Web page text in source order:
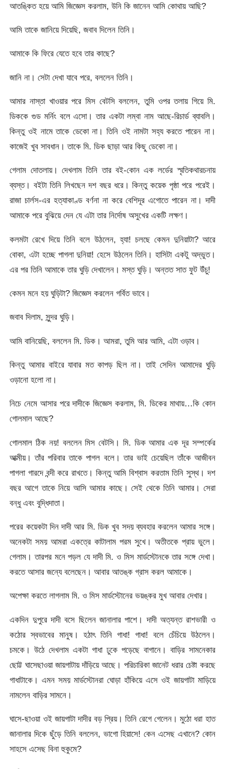
আতঙ্কিত হয়ে আমি জিজ্ঞেস করলাম, উনি কি জানেন আমি কোথায় আছি?
আমি তাকে জানিয়ে দিয়েছি, জবাব দিলেন তিনি।
আমাকে কি ফিরে যেতে হবে তার কাছে?
জানি না। সেটা দেখা যাবে পরে, বললেন তিনি।
আমার নাস্তা খাওয়ার পরে মিস বেটসি বললেন, তুমি ওপর তলায় গিয়ে মি.
ডিককে গুড মর্নিং বলে এসো। তার একটা লম্বা নাম আছে-রিচার্ড ব্যাবলি।
কিন্তু ওই নামে তাকে ডেকো না। তিনি ওই নামটা সহ্য করতে পারেন না।
কাজেই খুব সাবধান। তাকে মি. ডিক ছাড়া আর কিছু ডেকো না।
গেলাম দোতলায়। দেখলাম তিনি তার বই-কোন এক লর্ডের স্মৃতিকথারচনায়
ব্যস্ত। বইটা তিনি লিখছেন দশ বছর ধরে। কিন্তু কয়েক পৃষ্ঠা পরে পরেই।
রাজা চার্লস-এর হত্যাকাণ্ড বর্ণনা না করে বেশিদূর এগোতে পারেন না। দাদী
আমাকে পরে বুঝিয়ে দেন যে এটা তার নির্দোষ অসুখের একটি লক্ষণ।
কলমটা রেখে দিয়ে তিনি বলে উঠলেন, হ্যা! চলছে কেমন দুনিয়াটা? আরে
বোকা, এটা হচ্ছে পাগলা দুনিয়া! হেসে উঠলেন তিনি। হাসিটা একটু অদ্ভুত।
এর পর তিনি আমাকে তার ঘুড়ি দেখালেন। মস্ত ঘুড়ি। অন্তত সাত ফুট উঁচু!
কেমন মনে হয় ঘুড়িটা? জিজ্ঞেস করলেন গর্বিত ভাবে।
জবাব দিলাম, সুন্দর ঘুড়ি।
আমি বানিয়েছি, বললেন মি. ডিক। আমরা, তুমি আর আমি, এটা ওড়াব।
কিন্তু আমার বাইরে যাবার মত কাপড় ছিল না। তাই সেদিন আমাদের ঘুড়ি
ওড়ানো হলো না।
নিচে নেমে আসার পরে দাদীকে জিজ্ঞেস করলাম, মি. ডিকের মাথায়…কি কোন
গোলমাল আছে?
গোলমাল ঠিক নয়! বললেন মিস বেটসি। মি. ডিক আমার এক দূর সম্পর্কের
আত্মীয়। তাঁর পরিবার তাকে পাগল বলে। তার ভাই চেয়েছিল তাঁকে আজীবন
পাগলা গারদে বন্দী করে রাখতে। কিন্তু আমি বিশ্বাস করতাম তিনি সুস্থ। দশ
বছর আগে তাকে নিয়ে আসি আমার কাছে। সেই থেকে তিনি আমার। সেরা
বন্ধু এবং বুদ্ধিদাতা।
পরের কয়েকটা দিন দাদী আর মি. ডিক খুব সদয় ব্যবহার করলেন আমার সঙ্গে।
অনেকটা সময় আমরা একত্রে কাটালাম পরম সুখে। অতীতকে প্রায় ভুলে।
গেলাম। তারপর মনে পড়ল যে দাদী মি. ও মিস মার্ডস্টোনকে তার সঙ্গে দেখা।
করতে আসার জন্যে বলেছেন। আবার আতঙ্ক গ্রাস করল আমাকে।
অপেক্ষা করতে লাগলাম মি. ও মিস মার্ডস্টোনের ভয়ঙ্কর মুখ আবার দেখার।
একদিন দুপুরে দাদী বসে ছিলেন জানালার পাশে। দাদী অত্যন্ত রাশভারী ও
কঠোর স্বভাবের মানুষ। হঠাৎ তিনি গাধা! গাধা! বলে চেঁচিয়ে উঠলেন।
চমকে। উঠে দেখলাম একটা গাধা ঢুকে পড়েছে বাগানে। বাড়ির সামনেকার
ছোট্ট ঘাসেছাওয়া জায়গাটায় দাঁড়িয়ে আছে। পরিচারিকা জানেট ধরার চেষ্টা করছে
গাধাটাকে। এমন সময় মার্ডস্টোনরা ঘোড়া হাঁকিয়ে এসে ওই জায়গাটা মাড়িয়ে
নামলেন বাড়ির সামনে।
ঘাসে-ছাওয়া ওই জায়গাটা দাদীর বড় প্রিয়। তিনি রেগে গেলেন। মুঠো ধরা হাত
জানালার দিকে ছুঁড়ে তিনি বললেন, ভাগো হিয়াসে! কেন এসেছ এখানে? কোন
সাহসে এসেছ বিনা হুকুমে?